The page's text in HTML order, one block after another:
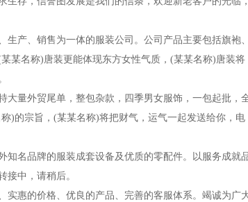
产、销售为一体的服装公司。公司产品主要包括旗袍、
某名称)唐装更能体现东方女性气质，(某某名称)唐装将
大量外贸尾单，整包杂款，四季男女服饰，一包起批，
)的宗旨，(某某名称)将把财气，运气一起发送给你，电
知名品牌的服装成套设备及优质的零配件。以服务成就
接中，请稍后。
实惠的价格、优良的产品、完善的客服体系。竭诚为广